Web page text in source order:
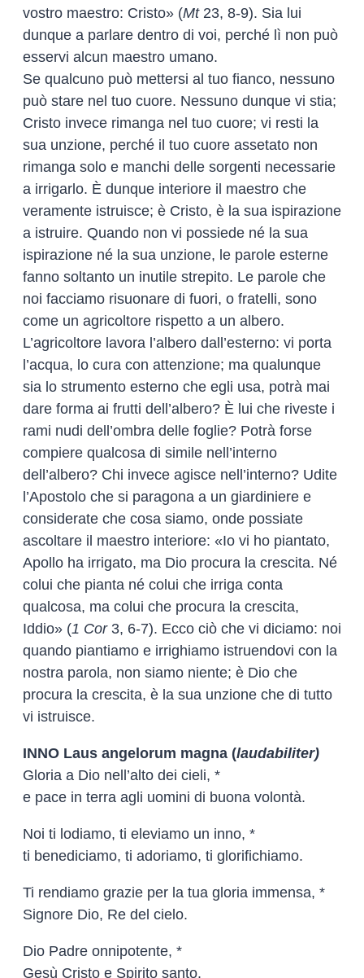
vostro maestro: Cristo» (Mt23, 8-9). Sia lui
dunque a parlare dentro di voi, perché lì non può
esservi alcun maestro umano.
Se qualcuno può mettersi al tuo fianco, nessuno
può stare nel tuo cuore. Nessuno dunque vi stia;
Cristo invece rimanga nel tuo cuore; vi resti la
sua unzione, perché il tuo cuore assetato non
rimanga solo e manchi delle sorgenti necessarie
a irrigarlo. È dunque interiore il maestro che
veramente istruisce; è Cristo, è la sua ispirazione
a istruire. Quando non vi possiede né la sua
ispirazione né la sua unzione, le parole esterne
fanno soltanto un inutile strepito. Le parole che
noi facciamo risuonare di fuori, o fratelli, sono
come un agricoltore rispetto a un albero.
L’agricoltore lavora l’albero dall’esterno: vi porta
l’acqua, lo cura con attenzione; ma qualunque
sia lo strumento esterno che egli usa, potrà mai
dare forma ai frutti dell’albero? È lui che riveste i
rami nudi dell’ombra delle foglie? Potrà forse
compiere qualcosa di simile nell’interno
dell’albero? Chi invece agisce nell’interno? Udite
l’Apostolo che si paragona a un giardiniere e
considerate che cosa siamo, onde possiate
ascoltare il maestro interiore: «Io vi ho piantato,
Apollo ha irrigato, ma Dio procura la crescita. Né
colui che pianta né colui che irriga conta
qualcosa, ma colui che procura la crescita,
Iddio» (1 Cor3, 6-7). Ecco ciò che vi diciamo: noi
quando piantiamo e irrighiamo istruendovi con la
nostra parola, non siamo niente; è Dio che
procura la crescita, è la sua unzione che di tutto
vi istruisce.
INNO Laus angelorum magna (laudabiliter)
Gloria a Dio nell’alto dei cieli, *
e pace in terra agli uomini di buona volontà.
Noi ti lodiamo, ti eleviamo un inno, *
ti benediciamo, ti adoriamo, ti glorifichiamo.
Ti rendiamo grazie per la tua gloria immensa, *
Signore Dio, Re del cielo.
Dio Padre onnipotente, *
Gesù Cristo e Spirito santo.